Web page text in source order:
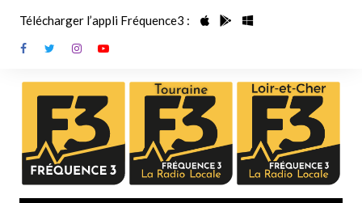
contenu
Télécharger l’appli Fréquence3 :